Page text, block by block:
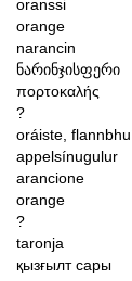
oranssi
orange
narancin
ნარინჯისფერი
πορτοκαλής
?
oráiste,
appelsínugulur
arancione
orange
?
taronja
қызғылт сары